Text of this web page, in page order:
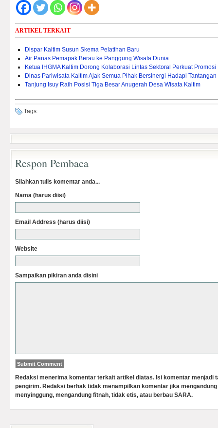
ARTIKEL TERKAIT
Dispar Kaltim Susun Skema Pelatihan Baru
Air Panas Pemapak Berau ke Panggung Wisata Dunia
Ketua IHGMA Kaltim Dorong Kolaborasi Lintas Sektoral Perkuat
Dinas Pariwisata Kaltim Ajak Semua Pihak Bersinergi Hadapi Tantangan
Tanjung Isuy Raih Posisi Tiga Besar Anugerah Desa Wisata Kaltim
Tags:
Respon Pembaca
Silahkan tulis komentar anda...
Nama (harus diisi)
Email Address (harus diisi)
Website
Sampaikan pikiran anda disini
Redaksi menerima komentar terkait artikel diatas. Isi komentar menjadi
pengirim. Redaksi berhak tidak menampilkan komentar jika
menyinggung, mengandung fitnah, tidak etis, atau berbau SARA.